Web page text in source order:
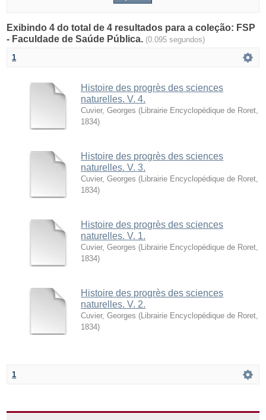
Exibindo 4 do total de 4 resultados para a coleção: FSP
- Faculdade de Saúde Pública. (0.095 segundos)
1
Histoire des progrès des sciences
naturelles. V. 4.
Cuvier, Georges ( Librairie Encyclopédique de Roret
1834)
Histoire des progrès des sciences
naturelles. V. 3.
Cuvier, Georges ( Librairie Encyclopédique de Roret
1834)
Histoire des progrès des sciences
naturelles. V. 1.
Cuvier, Georges ( Librairie Encyclopédique de Roret
1834)
Histoire des progrès des sciences
naturelles. V. 2.
Cuvier, Georges ( Librairie Encyclopédique de Roret
1834)
1